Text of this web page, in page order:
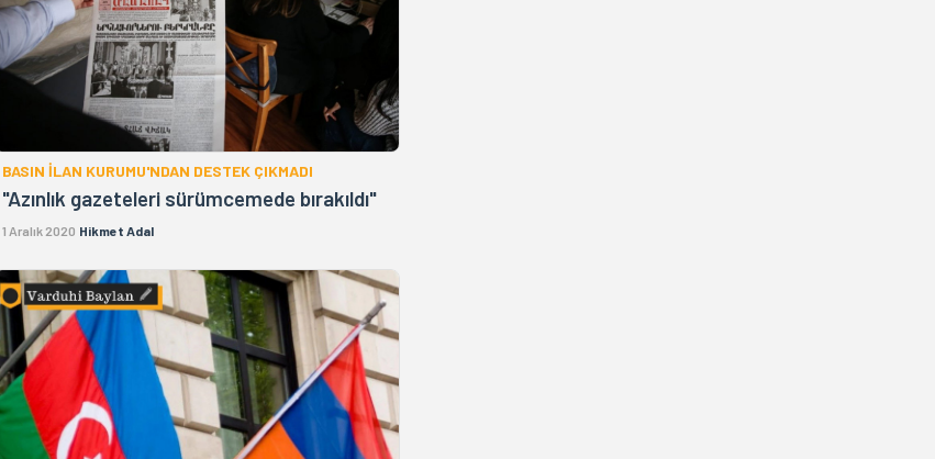
BASIN İLAN KURUMU'NDAN DESTEK ÇIKMADI
"Azınlık gazeteleri sürümcemede bırakıldı"
1 Aralık 2020 Hikmet Adal